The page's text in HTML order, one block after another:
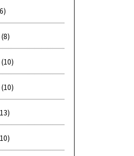
(8)
(10)
(10)